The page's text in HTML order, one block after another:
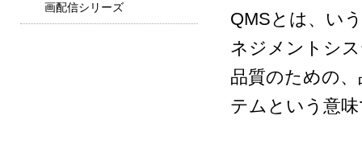
画配信シリーズ
QMSとは、い
ネジメントシ
品質のための
テムという意